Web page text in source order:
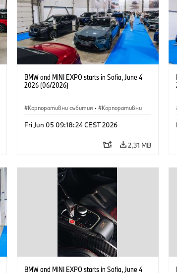
BMW and MINI EXPO starts in Sofia, June 4
2026 (06/2026)
Корпоративни събития · Корпоративни
Fri Jun 05 09:18:24 CEST 2026
2,31 MB
BMW and MINI EXPO starts in Sofia, June 4